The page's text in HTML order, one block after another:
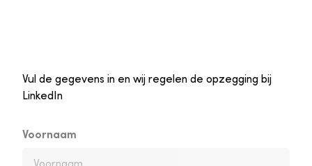
Vul de gegevens in en wij regelen de opzegging bij
LinkedIn
Voornaam